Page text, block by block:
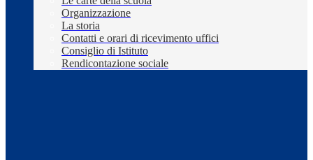
Organizzazione
La storia
Contatti e orari di ricevimento uffici
Consiglio di Istituto
Rendicontazione sociale